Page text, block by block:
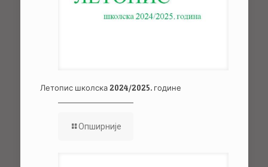
Летопис школска 2024/2025. године
Опширније